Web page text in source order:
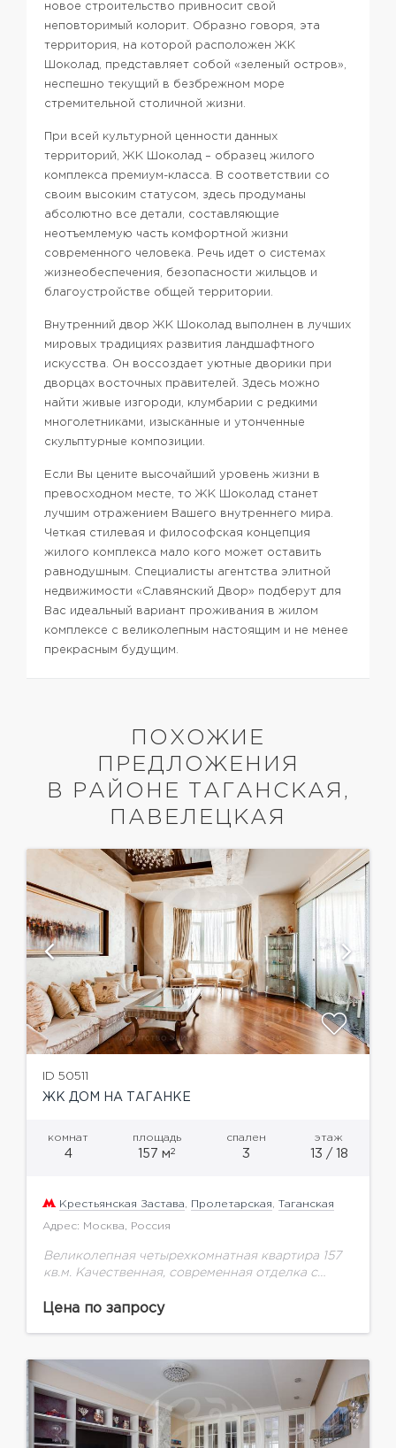
новое строительство привносит свой
неповторимый колорит. Образно говоря, эта
территория, на которой расположен ЖК
Шоколад, представляет собой «зеленый остров»,
неспешно текущий в безбрежном море
стремительной столичной жизни.
При всей культурной ценности данных
территорий, ЖК Шоколад – образец жилого
комплекса премиум-класса. В соответствии со
своим высоким статусом, здесь продуманы
абсолютно все детали, составляющие
неотъемлемую часть комфортной жизни
современного человека. Речь идет о системах
жизнеобеспечения, безопасности жильцов и
благоустройстве общей территории.
Внутренний двор ЖК Шоколад выполнен в лучших
мировых традициях развития ландшафтного
искусства. Он воссоздает уютные дворики при
дворцах восточных правителей. Здесь можно
найти живые изгороди, клумбарии с редкими
многолетниками, изысканные и утонченные
скульптурные композиции.
Если Вы цените высочайший уровень жизни в
превосходном месте, то ЖК Шоколад станет
лучшим отражением Вашего внутреннего мира.
Четкая стилевая и философская концепция
жилого комплекса мало кого может оставить
равнодушным. Специалисты агентства элитной
недвижимости «Славянский Двор» подберут для
Вас идеальный вариант проживания в жилом
комплексе с великолепным настоящим и не менее
прекрасным будущим.
ПОХОЖИЕ
ПРЕДЛОЖЕНИЯ
В РАЙОНЕ ТАГАНСКАЯ,
ПАВЕЛЕЦКАЯ
ID 50511
ЖК ДОМ НА ТАГАНКЕ
комнат
4
площадь
157 м2
спален
3
этаж
13 / 18
Крестьянская Застава, Пролетарская, Таганская
Адрес: Москва, Россия
Великолепная четырехкомнатная квартира 157
кв.м. Качественная, современная отделка с
Планировка: кухня, гостиная, три спальни с
полностью...
Цена по запросу